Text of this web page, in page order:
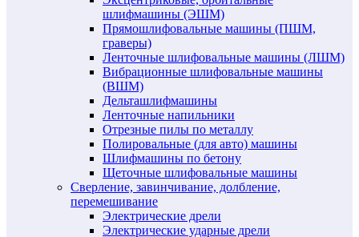
шлифмашины (ЭШМ)
Прямошлифовальные машины (ПШМ,
граверы)
Ленточные шлифовальные машины (ЛШМ)
Вибрационные шлифовальные машины
(ВШМ)
Дельташлифмашины
Ленточные напильники
Отрезные пилы по металлу
Полировальные (для авто) машины
Шлифмашины по бетону
Щеточные шлифовальные машины
Сверление, завинчивание, долбление,
перемешивание
Электрические дрели
Электрические ударные дрели